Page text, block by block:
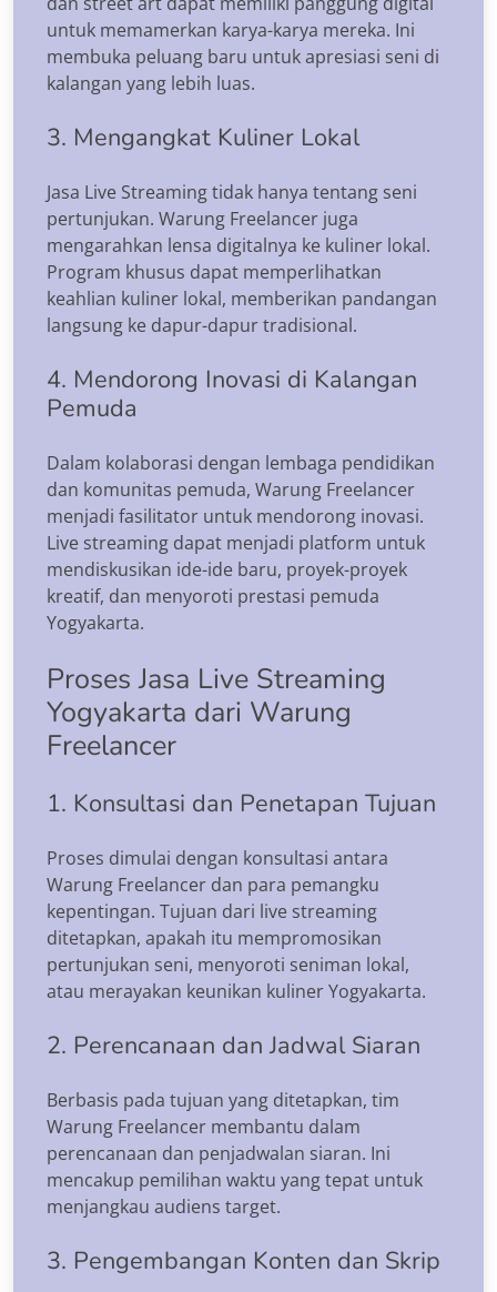
untuk memamerkan karya-karya mereka. Ini
membuka peluang baru untuk apresiasi seni di
kalangan yang lebih luas.
3. Mengangkat Kuliner Lokal
Jasa Live Streaming tidak hanya tentang seni
pertunjukan. Warung Freelancer juga
mengarahkan lensa digitalnya ke kuliner lokal.
Program khusus dapat memperlihatkan
keahlian kuliner lokal, memberikan pandangan
langsung ke dapur-dapur tradisional.
4. Mendorong Inovasi di Kalangan
Pemuda
Dalam kolaborasi dengan lembaga pendidikan
dan komunitas pemuda, Warung Freelancer
menjadi fasilitator untuk mendorong inovasi.
Live streaming dapat menjadi platform untuk
mendiskusikan ide-ide baru, proyek-proyek
kreatif, dan menyoroti prestasi pemuda
Yogyakarta.
Proses Jasa Live Streaming
Yogyakarta dari Warung
Freelancer
1. Konsultasi dan Penetapan Tujuan
Proses dimulai dengan konsultasi antara
Warung Freelancer dan para pemangku
kepentingan. Tujuan dari live streaming
ditetapkan, apakah itu mempromosikan
pertunjukan seni, menyoroti seniman lokal,
atau merayakan keunikan kuliner Yogyakarta.
2. Perencanaan dan Jadwal Siaran
Berbasis pada tujuan yang ditetapkan, tim
Warung Freelancer membantu dalam
perencanaan dan penjadwalan siaran. Ini
mencakup pemilihan waktu yang tepat untuk
menjangkau audiens target.
3. Pengembangan Konten dan Skrip